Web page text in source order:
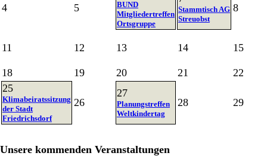
4 5
BUND
Mitgliedertreffen
Ortsgruppe
Stammtisch AG
Streuobst
8
11 12 13 14 15
18 19 20 21
22
25
Klimabeiratssitzung
der Stadt
Friedrichsdorf
26
27
Planungstreffen
Weltkindertag
28 29
Unsere kommenden Veranstaltungen